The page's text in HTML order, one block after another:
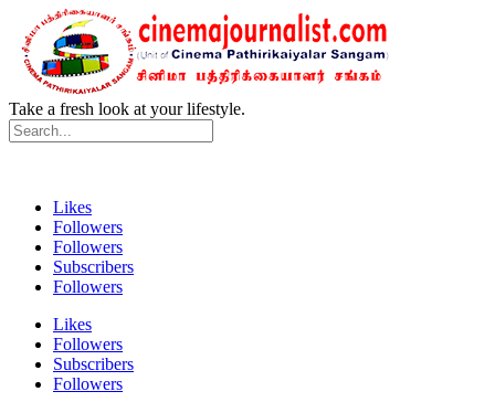
Take a fresh look at your lifestyle.
Likes
Followers
Followers
Subscribers
Followers
Likes
Followers
Subscribers
Followers